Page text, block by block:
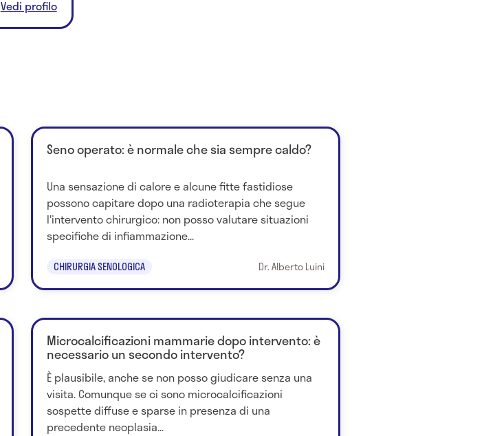
Vedi profilo
Seno operato: è normale che sia sempre caldo?
Una sensazione di calore e alcune fitte fastidiose
possono capitare dopo una radioterapia che segue
l'intervento chirurgico: non posso valutare situazioni
specifiche di infiammazione...
CHIRURGIA SENOLOGICA Dr. Alberto Luini
Microcalcificazioni mammarie dopo intervento: è
necessario un secondo intervento?
È plausibile, anche se non posso giudicare senza una
visita. Comunque se ci sono microcalcificazioni
sospette diffuse e sparse in presenza di una
precedente neoplasia...